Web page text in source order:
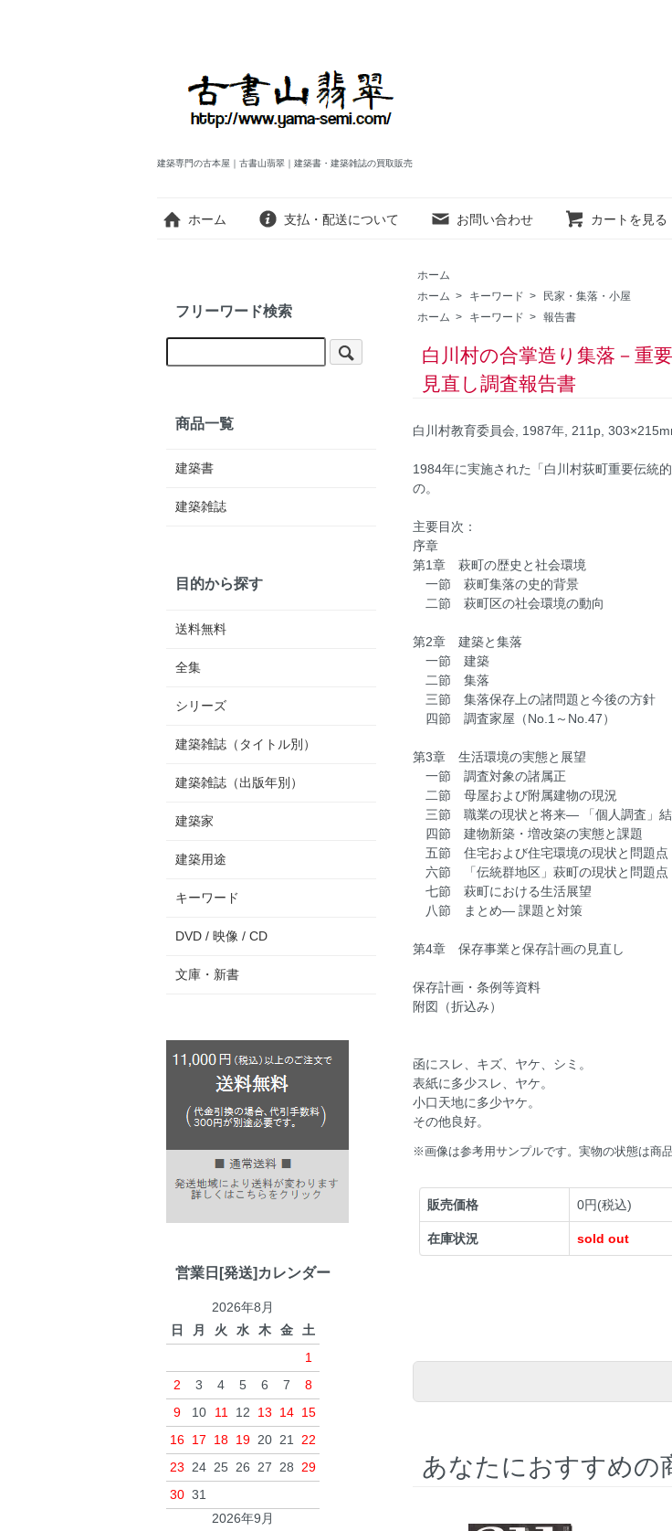
建築専門の古本屋｜古書山翡翠｜建築書・建築雑誌の買取販売
ホーム 支払・配送について お問い合わせ カートを見る
ホーム
ホーム > キーワード >
民家・集落・小屋
ホーム > キーワード > 報告書
白川村の合掌造り集落－重
見直し調査報告書
白川村教育委員会, 1987年, 211p,
1984年に実施された「白川村荻町重要伝統
の。
主要目次：
序章
第1章 萩町の歴史と社会環境
一節 萩町集落の史的背景
二節 萩町区の社会環境の動向
第2章 建築と集落
一節 建築
二節 集落
三節 集落保存上の諸問題と今後の方針
四節 調査家屋（No.1～No.47）
第3章 生活環境の実態と展望
一節 調査対象の諸属正
二節 母屋および附属建物の現況
三節 職業の現状と将来― 「個人調査」
四節 建物新築・増改築の実態と課題
五節 住宅および住宅環境の現状と問題点
六節 「伝統群地区」萩町の現状と問題点
七節 萩町における生活展望
八節 まとめ― 課題と対策
第4章 保存事業と保存計画の見直し
保存計画・条例等資料
附図（折込み）
函にスレ、キズ、ヤケ、シミ。
表紙に多少スレ、ヤケ。
小口天地に多少ヤケ。
その他良好。
※画像は参考用サンプルです。実物の状態は商
販売価格 0円(税込)
在庫状況 sold out
あなたにおすすめの
フリーワード検索
商品一覧
建築書
建築雑誌
目的から探す
送料無料
全集
シリーズ
建築雑誌（タイトル別）
建築雑誌（出版年別）
建築家
建築用途
キーワード
DVD / 映像 / CD
文庫・新書
営業日[発送]カレンダー
2026年8月
日
月 火 水 木 金
土
1
2
3 4 5 6 7
8
9
10 11 12 13 14 15
16 17 18 19 20 21 22
23 24 25 26 27 28 29
30 31
2026年9月